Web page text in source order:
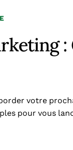
:
votre
pour vous